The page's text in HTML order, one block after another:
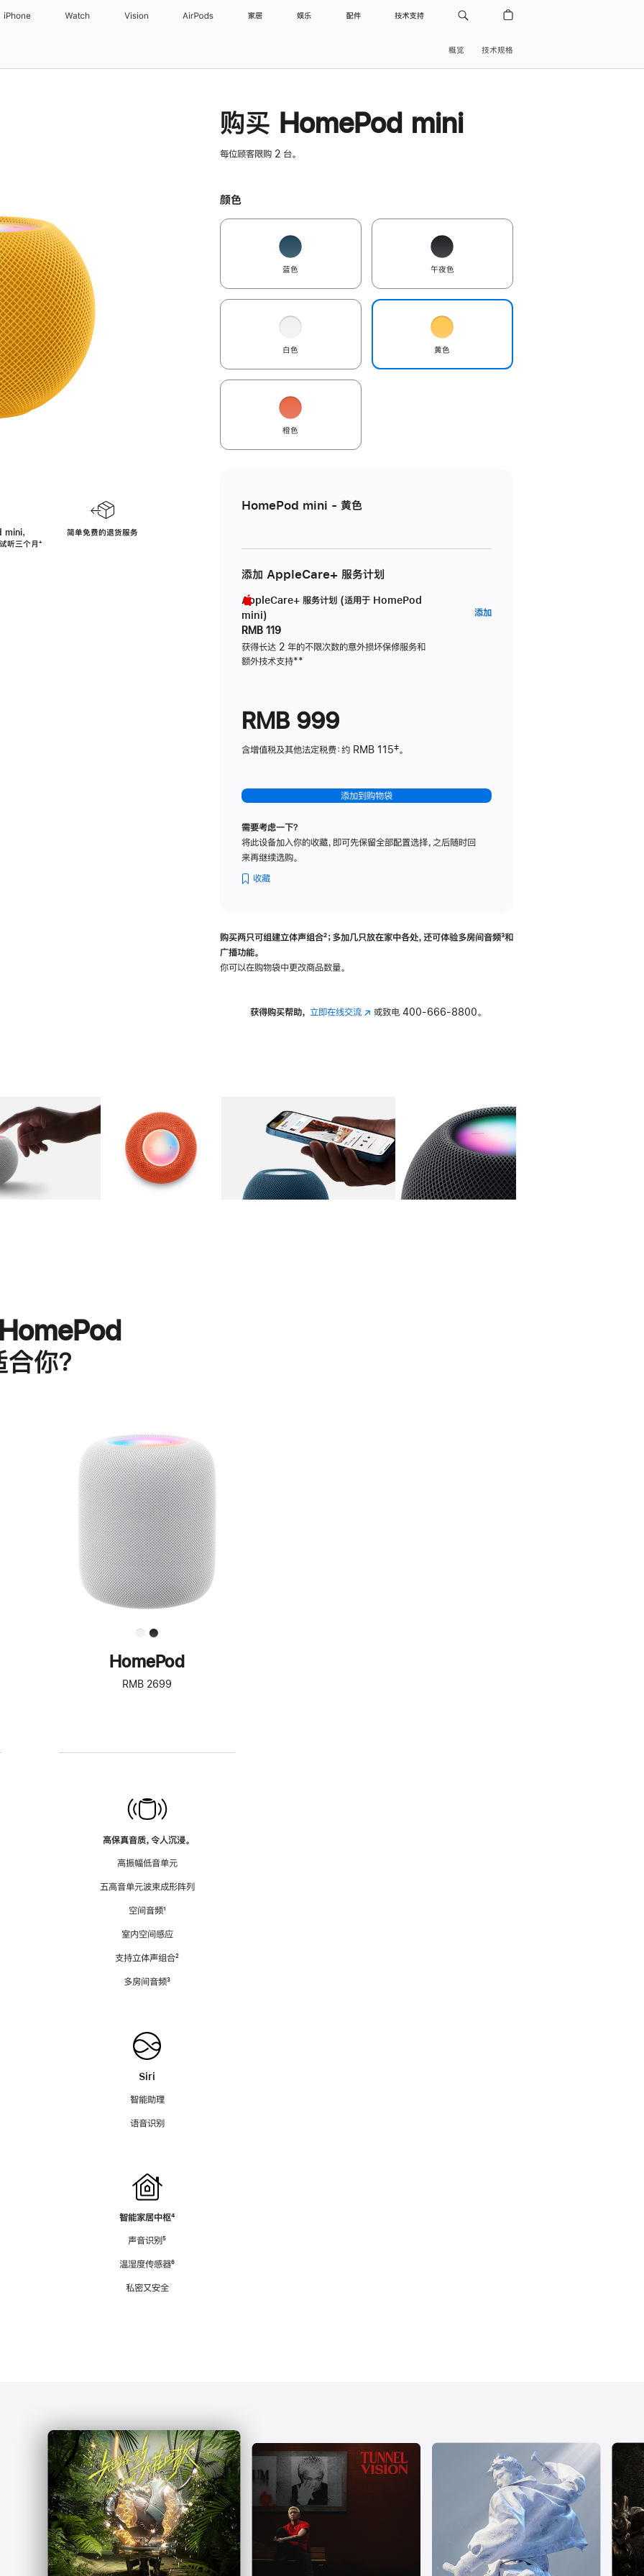
iPhone Watch Vision AirPods 家居 娱乐 配件 技术支持
概览 技术规格
，
听三个月脚
⁺
简单免费的退货服务
购买 HomePod mini
每位顾客限购 2 台。
颜色
蓝色 午夜色
白色 黄色
橙色
HomePod mini - 黄色
添加 AppleCare+ 服务计划
AppleCare+ 服务计划 (适用于 HomePod
mini)
RMB 119
获得长达 2 年的不限次数的意外损坏保修服务和
额外技术支持脚
**
添加AppleCare+
RMB 999
含增值税及其他法定税费：约 RMB 115‡。
添加到购物袋
需要考虑一下？
将此设备加入你的收藏，即可先保留全部配置选择，之后随时回
来再继续选购。
收藏
购买两只可组建立体声组合脚
²；多加几只放在家中各处，还可体验多‍房‍间音频脚
³和
广播功能。
你可以在购物袋中更改商品数量。
获得购买帮助， 立即在线交流(在 或致电 400-666-8800。
图库 图像 图库 图像 图库 图像 4 图库 图像 5
你？
进
一
步
了
解
HomePod<
HomePod
RMB 2699
高保真音质，令人沉浸。
高振幅低音单元
五高音单元波束成形阵列
空间音频脚
¹
室内空间感应
支持立体声组合脚
²
多房间音频脚
³
Siri
智能助理
语音识别
智能家居中枢脚
⁴
声音识别脚
⁵
温湿度传感器脚
⁶
私密又安全